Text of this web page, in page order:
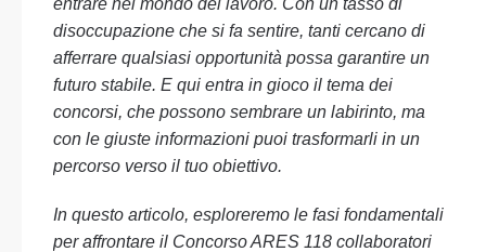
entrare nel mondo del lavoro. Con un tasso di
disoccupazione che si fa sentire, tanti cercano di
afferrare qualsiasi opportunità possa garantire un
futuro stabile. E qui entra in gioco il tema dei
concorsi, che possono sembrare un labirinto, ma
con le giuste informazioni puoi trasformarli in un
percorso verso il tuo obiettivo.
In questo articolo, esploreremo le fasi fondamentali
per affrontare il Concorso ARES 118 collaboratori